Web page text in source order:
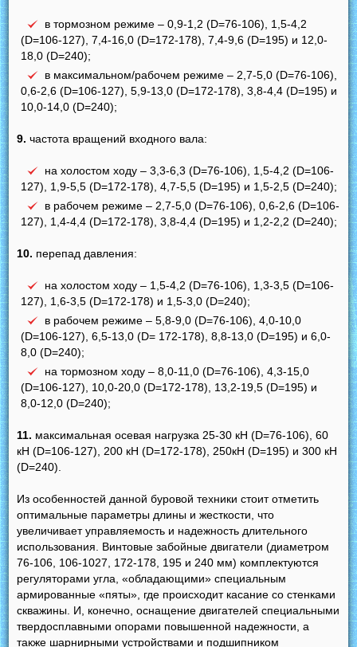
в тормозном режиме – 0,9-1,2 (D=76-106), 1,5-4,2
(D=106-127), 7,4-16,0 (D=172-178), 7,4-9,6 (D=195) и 12,0-
18,0 (D=240);
в максимальном/рабочем режиме – 2,7-5,0 (D=76-106),
0,6-2,6 (D=106-127), 5,9-13,0 (D=172-178), 3,8-4,4 (D=195) и
10,0-14,0 (D=240);
9. частота вращений входного вала:
на холостом ходу – 3,3-6,3 (D=76-106), 1,5-4,2 (D=106-
127), 1,9-5,5 (D=172-178), 4,7-5,5 (D=195) и 1,5-2,5 (D=240);
в рабочем режиме – 2,7-5,0 (D=76-106), 0,6-2,6 (D=106-
127), 1,4-4,4 (D=172-178), 3,8-4,4 (D=195) и 1,2-2,2 (D=240);
10. перепад давления:
на холостом ходу – 1,5-4,2 (D=76-106), 1,3-3,5 (D=106-
127), 1,6-3,5 (D=172-178) и 1,5-3,0 (D=240);
в рабочем режиме – 5,8-9,0 (D=76-106), 4,0-10,0
(D=106-127), 6,5-13,0 (D= 172-178), 8,8-13,0 (D=195) и 6,0-
8,0 (D=240);
на тормозном ходу – 8,0-11,0 (D=76-106), 4,3-15,0
(D=106-127), 10,0-20,0 (D=172-178), 13,2-19,5 (D=195) и
8,0-12,0 (D=240);
11. максимальная осевая нагрузка 25-30 кН (D=76-106), 60
кН (D=106-127), 200 кН (D=172-178), 250кН (D=195) и 300 кН
(D=240).
Из особенностей данной буровой техники стоит отметить
оптимальные параметры длины и жесткости, что
увеличивает управляемость и надежность длительного
использования. Винтовые забойные двигатели (диаметром
76-106, 106-1027, 172-178, 195 и 240 мм) комплектуются
регуляторами угла, «обладающими» специальным
армированные «пяты», где происходит касание со стенками
скважины. И, конечно, оснащение двигателей специальными
твердосплавными опорами повышенной надежности, а
также шарнирными устройствами и подшипником